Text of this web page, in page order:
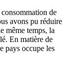
de
avons pu réduire
même temps, la
En matière de
pays occupe les